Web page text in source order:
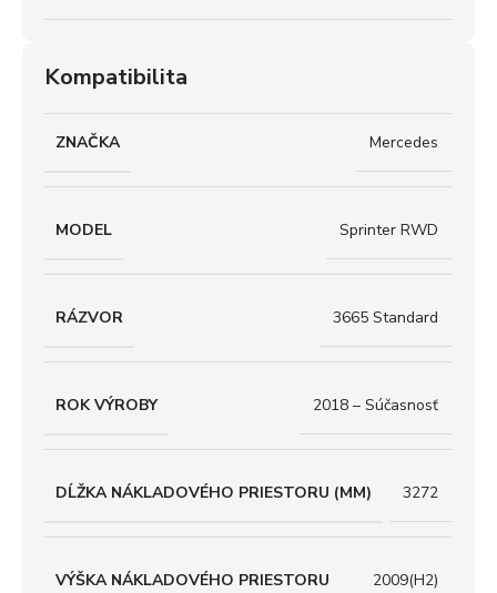
Kompatibilita
ZNAČKA Mercedes
MODEL Sprinter RWD
RÁZVOR 3665 Standard
ROK VÝROBY 2018 – Súčasnosť
DĹŽKA NÁKLADOVÉHO PRIESTORU (MM) 3272
VÝŠKA NÁKLADOVÉHO PRIESTORU 2009(H2)